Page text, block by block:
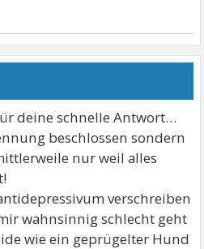
deine schnelle Antwort…
beschlossen sondern
nur weil alles
verschreiben
wahnsinnig schlecht geht
wie ein geprügelter Hund